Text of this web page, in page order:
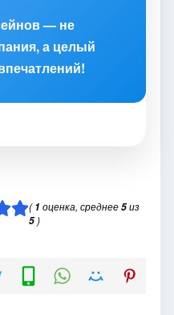
— не
а целый
(1 оценка, среднее5из
5)